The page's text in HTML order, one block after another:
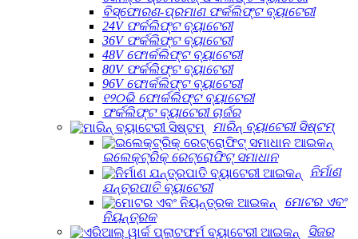
ବିସ୍ଫୋରଣ-ପ୍ରମାଣ ଫର୍କଲିଫ୍ଟ ବ୍ୟାଟେରୀ
24V ଫର୍କଲିଫ୍ଟ ବ୍ୟାଟେରୀ
36V ଫର୍କଲିଫ୍ଟ ବ୍ୟାଟେରୀ
48V ଫୋର୍କଲିଫ୍ଟ ବ୍ୟାଟେରୀ
80V ଫର୍କଲିଫ୍ଟ ବ୍ୟାଟେରୀ
96V ଫୋର୍କଲିଫ୍ଟ ବ୍ୟାଟେରୀ
୧୨୦ଭି ଫୋର୍କଲିଫ୍ଟ ବ୍ୟାଟେରୀ
ଫର୍କଲିଫ୍ଟ ବ୍ୟାଟେରୀ ଚାର୍ଜର
ମାରିନ୍ ବ୍ୟାଟେରୀ ସିଷ୍ଟମ୍
ଇଲେକ୍ଟ୍ରିକ୍ ରେଟ୍ରୋଫିଟ୍ ସମାଧାନ
ନିର୍ମାଣ
ଯନ୍ତ୍ରପାତି ବ୍ୟାଟେରୀ
ମୋଟର ଏବଂ
ନିୟନ୍ତ୍ରକ
ସିଜର